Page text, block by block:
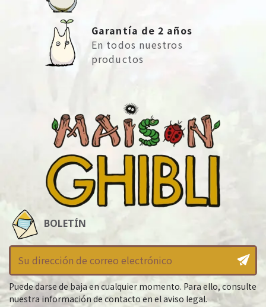
Garantía de 2 años
En todos nuestros
productos
BOLETÍN
Puede darse de baja en cualquier momento. Para ello, consulte
nuestra información de contacto en el aviso legal.